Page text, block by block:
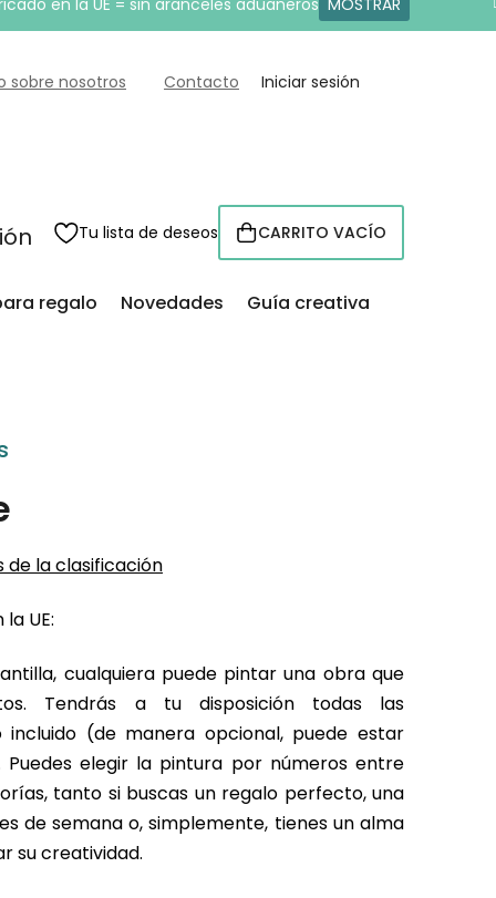
en la UE = sin aranceles aduaneros MOSTRAR
sobre nosotros Contacto Iniciar sesión
Tu lista de deseos CESTA
CARRITO VACÍO
regalo Novedades Guía creativa
de la clasificación
UE:
cualquiera puede pintar una obra que
Tendrás a tu disposición todas las
incluido (de manera opcional, puede estar
elegir la pintura por números entre
tanto si buscas un regalo perfecto, una
de semana o, simplemente, tienes un alma
su creatividad.